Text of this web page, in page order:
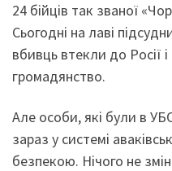
24 бійців так званої
Сьогодні на лаві
вбивць втекли до Росії
громадянство.
Але особи, які були в
зараз у системі
безпекою. Нічого не